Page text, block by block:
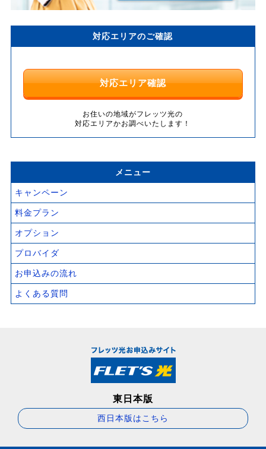
対応エリアのご確認
対応エリア確認
お住いの地域がフレッツ光の
対応エリアかお調べいたします！
メニュー
キャンペーン
料金プラン
オプション
プロバイダ
お申込みの流れ
よくある質問
東日本版
西日本版はこちら